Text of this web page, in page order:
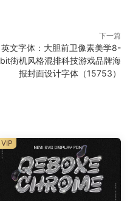
下一篇
英文字体：大胆前卫像素美学8-
bit街机风格混排科技游戏品牌海
报封面设计字体（15753）
VIP